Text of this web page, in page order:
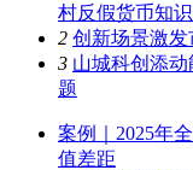
村反假货币知
2 创新场景激
3 山城科创添
题
案例｜2025年
值差距